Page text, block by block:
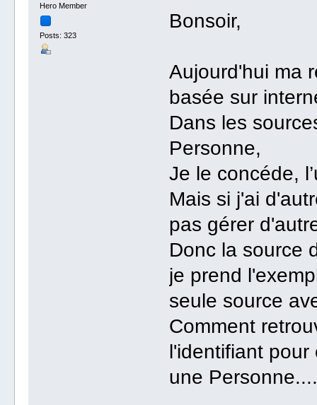
Hero Member
Posts: 323
Bonsoir,
Aujourd'hui ma
basée sur
Dans les
Personne,
Je le concéde,
Mais si j'ai
pas gérer
Donc la source
je prend
seule source
Comment
l'identifiant
une